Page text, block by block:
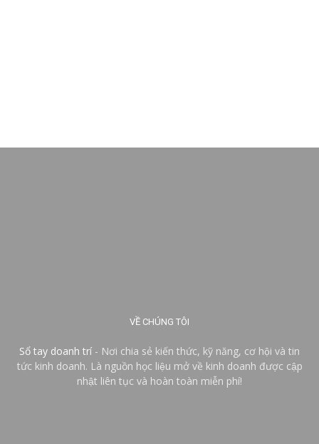
VỀ CHÚNG TÔI
Sổ tay doanh trí - Nơi chia sẻ kiến thức, kỹ năng, cơ hội và tin
tức kinh doanh. Là nguồn học liệu mở về kinh doanh được cập
nhật liên tục và hoàn toàn miễn phí!